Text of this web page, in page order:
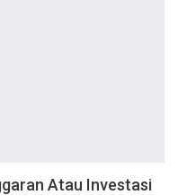
Atau Investasi